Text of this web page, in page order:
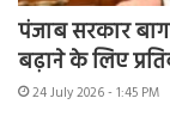
पंजाब सरकार
बढ़ाने के लिए
24 July 2026 - 1:45 PM